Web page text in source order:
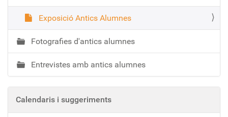
Exposició Antics Alumnes
Fotografies d'antics alumnes
Entrevistes amb antics alumnes
Calendaris i suggeriments